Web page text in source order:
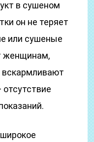
в сушеном
он не теряет
или сушеные
женщинам,
вскармливают